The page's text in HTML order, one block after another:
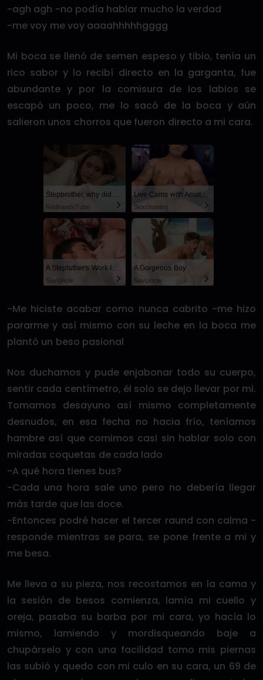
-agh agh -no podía hablar mucho la verdad
-me voy me voy aaaahhhhhgggg
Mi boca se llenó de semen espeso y tibio, tenía un
rico sabor y lo recibí directo en la garganta, fue
abundante y por la comisura de los labios se
escapó un poco, me lo sacó de la boca y aún
salieron unos chorros que fueron directo a mi cara.
Stepbrother, why did you show me your dick? Now I want to fuck you with my wet pussy
RedhandsTube
Live Cams with Amateur Men
Sexchatters
A Stepfather's Work Is Never Done
SayUncle
A Gorgeous Boy
SayUncle
-Me hiciste acabar como nunca cabrito -me hizo
pararme y así mismo con su leche en la boca me
plantó un beso pasional
Nos duchamos y pude enjabonar todo su cuerpo,
sentir cada centímetro, él solo se dejo llevar por mi.
Tomamos desayuno así mismo completamente
desnudos, en esa fecha no hacia frío, teníamos
hambre así que comimos casi sin hablar solo con
miradas coquetas de cada lado
-A qué hora tienes bus?
-Cada una hora sale uno pero no debería llegar
más tarde que las doce.
-Entonces podré hacer el tercer raund con calma -
responde mientras se para, se pone frente a mi y
me besa.
Me lleva a su pieza, nos recostamos en la cama y
la sesión de besos comienza, lamía mi cuello y
oreja, pasaba su barba por mi cara, yo hacía lo
mismo, lamiendo y mordisqueando baje a
chupárselo y con una facilidad tomo mis piernas
las subió y quedo con mi culo en su cara, un 69 de